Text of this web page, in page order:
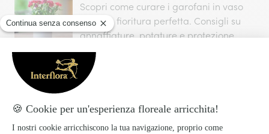
Scopri come curare i garofani in vaso
per una fioritura perfetta. Consigli su
annaffiature, potature e protezione
invernale per garofani!
Il garofano comune
garofano comune (dianthus
caryophyllus). Coltivazione, cura e